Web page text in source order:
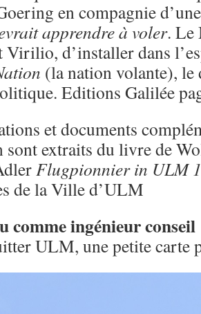
en compagnie
apprendre à voler. Le
Virilio, d’installer dans
(la nation volante), le
Editions Galilée
et documents
sont extraits du livre de
Flugpionnier in ULM
de la Ville d’ULM
comme ingénieur conseil
ULM, une petite carte